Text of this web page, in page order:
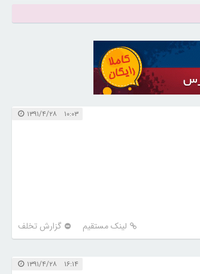
۱۰:۰۳ ۱۳۹۱/۴/۲۸
لینک مستقیم گزارش تخلف
۱۶:۱۴ ۱۳۹۱/۴/۲۸